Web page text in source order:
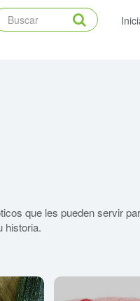
que les pueden servir
historia.